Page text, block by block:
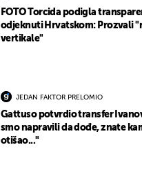
FOTO Torcida podigla
odjeknuti Hrvatskom: Prozvali
vertikale"
JEDAN FAKTOR PRELOMIO
Gattuso potvrdio transfer
smo napravili da dođe, znate
otišao..."